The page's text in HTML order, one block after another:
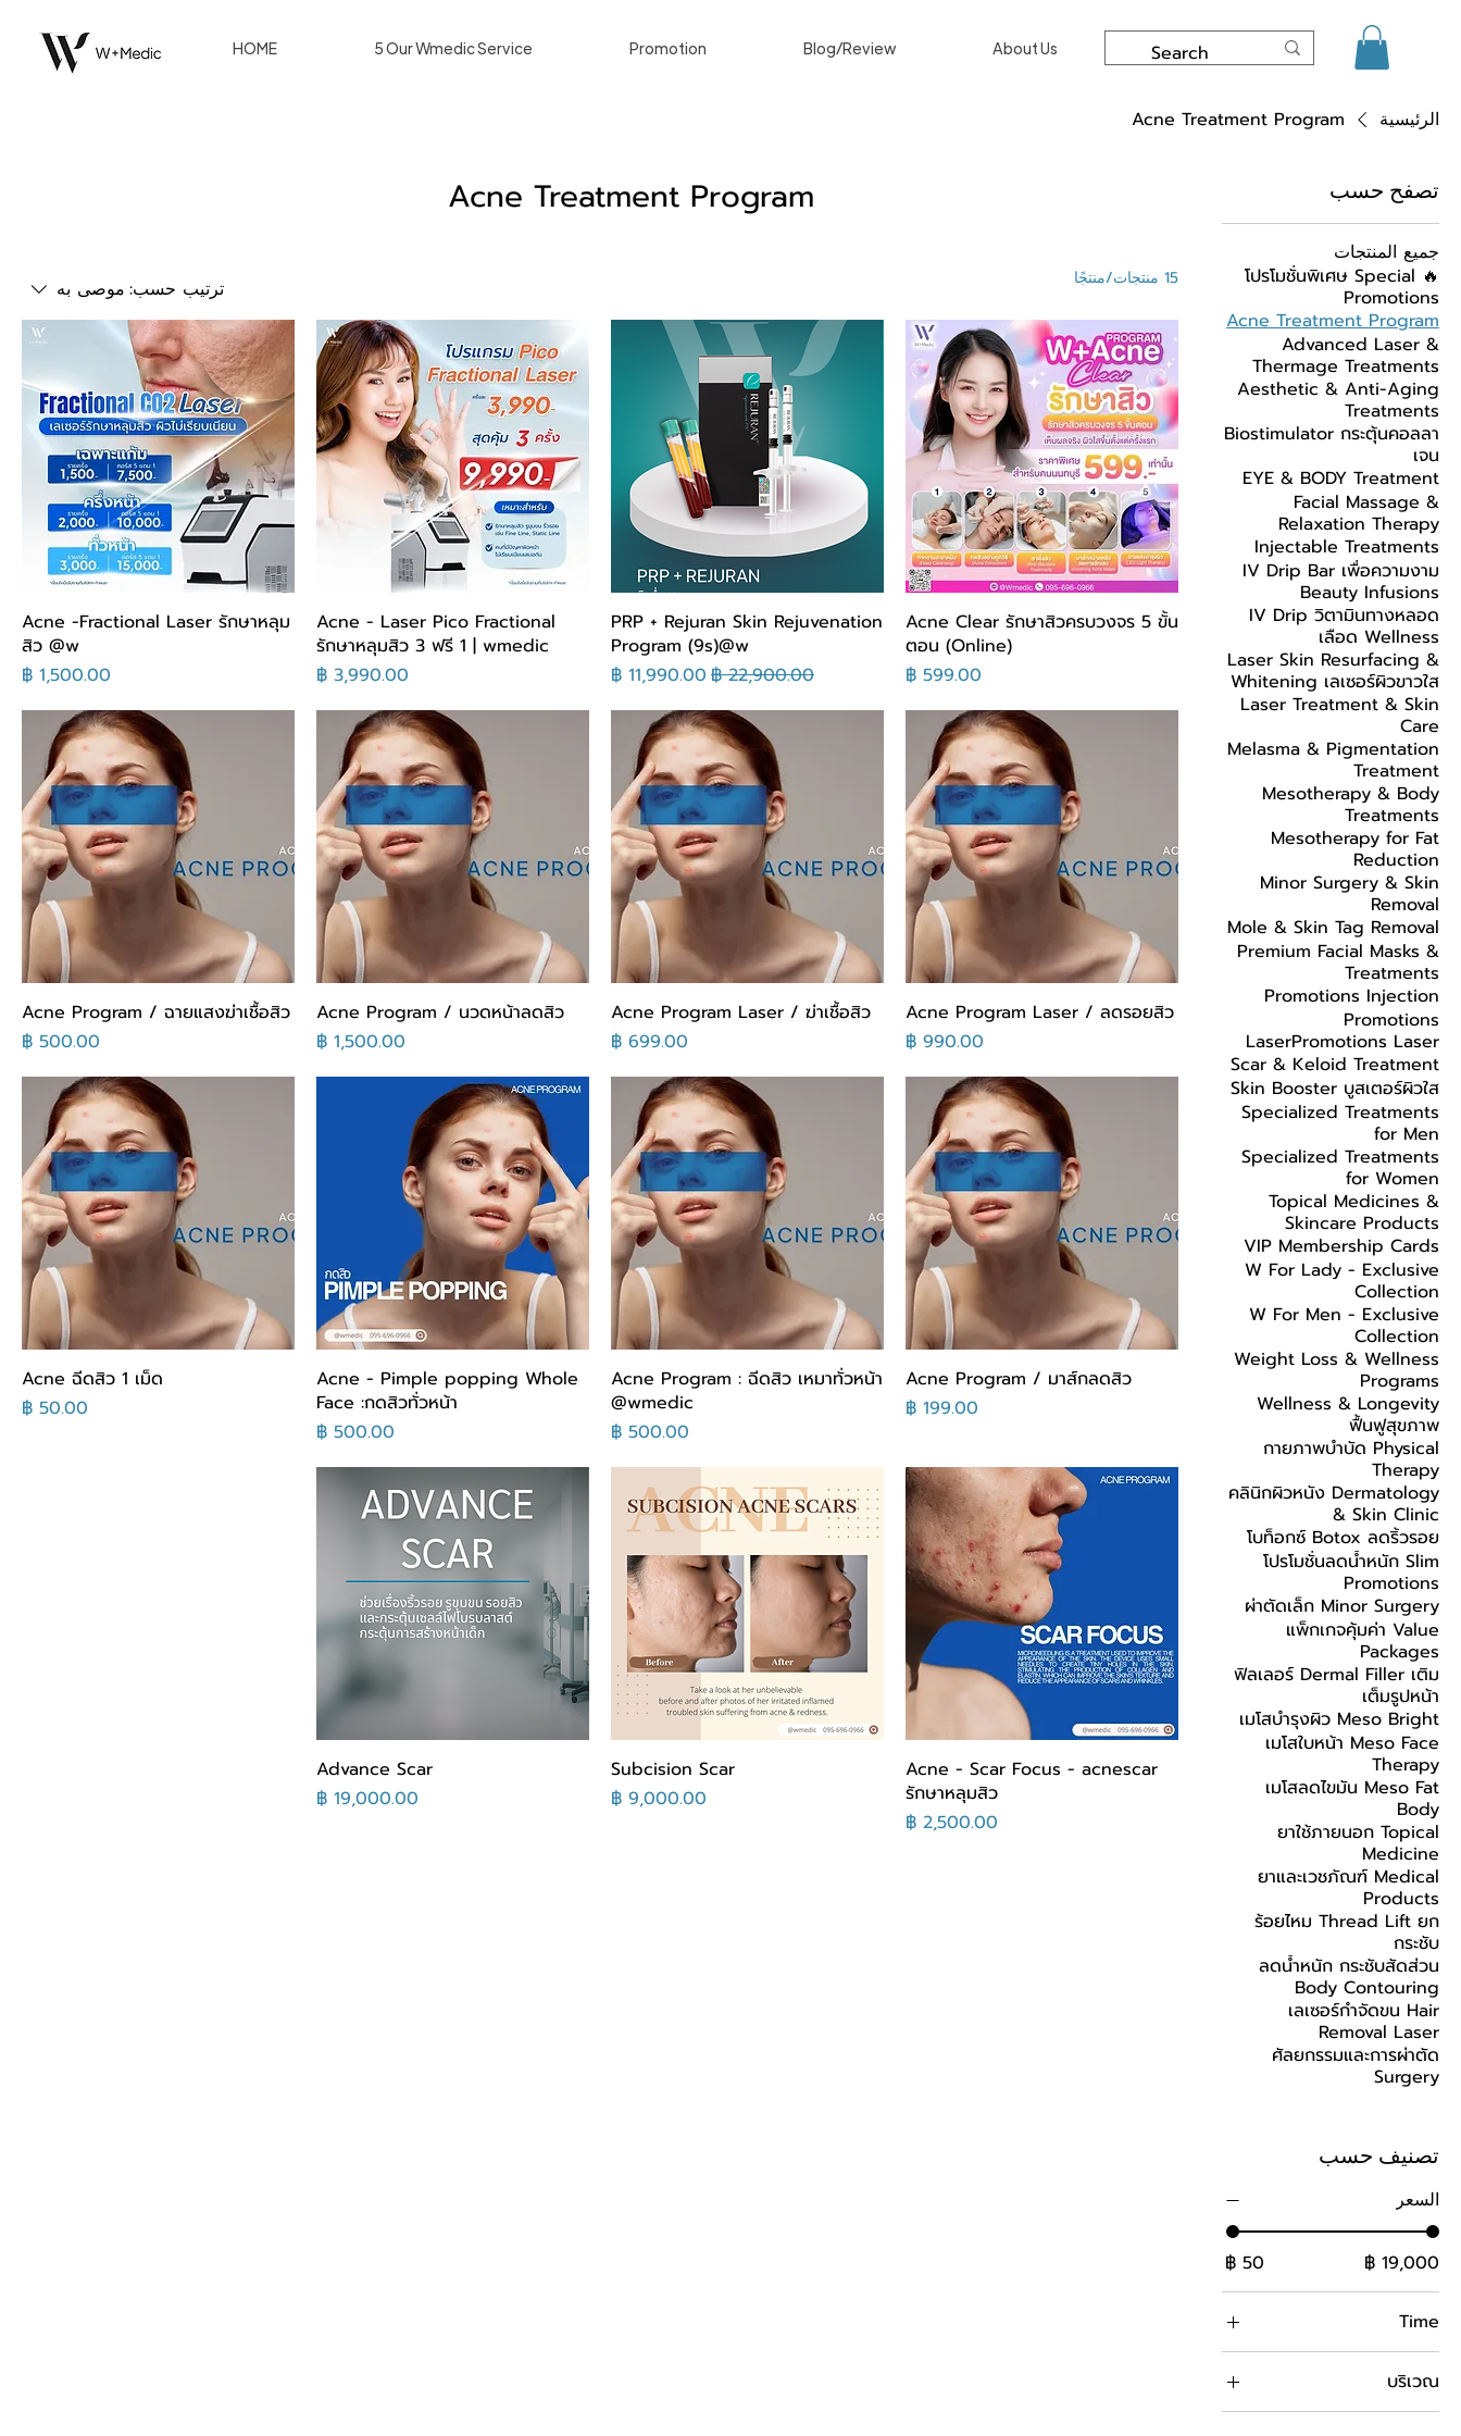
HOME 5 Our Wmedic Service Promotion Blog/Review About Us
الرئيسية Acne Treatment Program
تصفح حسب
جميع المنتجات
🔥 โปรโมชั่นพิเศษ Special
Promotions
Acne Treatment Program
Advanced Laser &
Thermage Treatments
Aesthetic & Anti-Aging
Treatments
Biostimulator กระตุ้นคอลลา
เจน
EYE & BODY Treatment
Facial Massage &
Relaxation Therapy
Injectable Treatments
IV Drip Bar เพื่อความงาม
Beauty Infusions
IV Drip วิตามินทางหลอด
เลือด Wellness
Laser Skin Resurfacing &
Whitening เลเซอร์ผิวขาวใส
Laser Treatment & Skin
Care
Melasma & Pigmentation
Treatment
Mesotherapy & Body
Treatments
Mesotherapy for Fat
Reduction
Minor Surgery & Skin
Removal
Mole & Skin Tag Removal
Premium Facial Masks &
Treatments
Promotions Injection
Promotions
LaserPromotions Laser
Scar & Keloid Treatment
Skin Booster บูสเตอร์ผิวใส
Specialized Treatments
for Men
Specialized Treatments
for Women
Topical Medicines &
Skincare Products
VIP Membership Cards
W For Lady - Exclusive
Collection
W For Men - Exclusive
Collection
Weight Loss & Wellness
Programs
Wellness & Longevity
ฟื้นฟูสุขภาพ
กายภาพบำบัด Physical
Therapy
คลินิกผิวหนัง Dermatology
& Skin Clinic
โบท็อกซ์ Botox ลดริ้วรอย
โปรโมชั่นลดน้ำหนัก Slim
Promotions
ผ่าตัดเล็ก Minor Surgery
แพ็กเกจคุ้มค่า Value
Packages
ฟิลเลอร์ Dermal Filler เติม
เต็มรูปหน้า
เมโสบำรุงผิว Meso Bright
เมโสใบหน้า Meso Face
Therapy
เมโสลดไขมัน Meso Fat
Body
ยาใช้ภายนอก Topical
Medicine
ยาและเวชภัณฑ์ Medical
Products
ร้อยไหม Thread Lift ยก
กระชับ
ลดน้ำหนัก กระชับสัดส่วน
Body Contouring
เลเซอร์กำจัดขน Hair
Removal Laser
ศัลยกรรมและการผ่าตัด
Surgery
تصنيف حسب
السعر
Time
1 time
3 time
บริเวณ
ครึ่งหน้า
Acne Treatment Program
15 منتجات/منتجًا ترتيب حسب: موصى به
Acne Clear รักษาสิวครบวงจร 5 ขั้น
ตอน (Online)
السعر
PRP + Rejuran Skin Rejuvenation
Program (9s)@w
سعر عادي
سعر البيع
Acne - Laser Pico Fractional
รักษาหลุมสิว 3 ฟรี 1 | wmedic
السعر
Acne -Fractional Laser รักษาหลุม
สิว @w
السعر
Acne Program Laser​ / ลดรอยสิว
السعر
Acne Program Laser​ / ฆ่าเชื้อสิว
السعر
Acne Program / นวดหน้าลดสิว
السعر
Acne Program / ฉายแสงฆ่าเชื้อสิว
السعر
Acne Program / มาส์กลดสิว
السعر
Acne Program : ฉีดสิว เหมาทั่วหน้า
@wmedic
السعر
Acne - Pimple popping Whole
Face :กดสิวทั่วหน้า
السعر
Acne ฉีดสิว 1 เม็ด
السعر
Acne - Scar Focus - acnescar
รักษาหลุมสิว
السعر
Subcision Scar
السعر
Advance Scar
السعر